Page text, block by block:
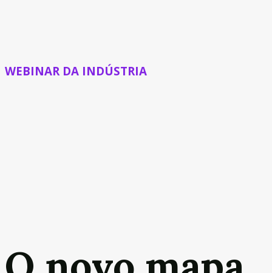
WEBINAR DA INDÚSTRIA